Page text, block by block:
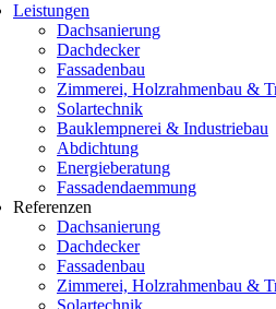
Leistungen
Dachsanierung
Dachdecker
Fassadenbau
Zimmerei, Holzrahmenbau &
Solartechnik
Bauklempnerei & Industriebau
Abdichtung
Energieberatung
Fassadendaemmung
Referenzen
Dachsanierung
Dachdecker
Fassadenbau
Zimmerei, Holzrahmenbau &
Solartechnik